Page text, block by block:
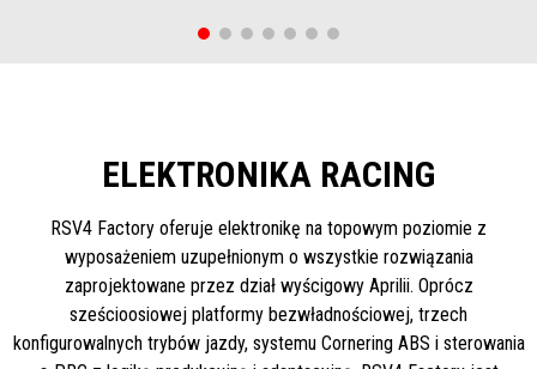
ELEKTRONIKA RACING
RSV4 Factory oferuje elektronikę na topowym poziomie z
wyposażeniem uzupełnionym o wszystkie rozwiązania
zaprojektowane przez dział wyścigowy Aprilii. Oprócz
sześcioosiowej platformy bezwładnościowej, trzech
konfigurowalnych trybów jazdy, systemu Cornering ABS i sterowania